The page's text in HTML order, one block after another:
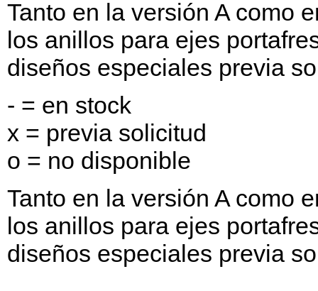
Tanto en la versión A como
los anillos para ejes
diseños especiales previa
- = en stock
x = previa solicitud
o = no disponible
Tanto en la versión A como
los anillos para ejes
diseños especiales previa